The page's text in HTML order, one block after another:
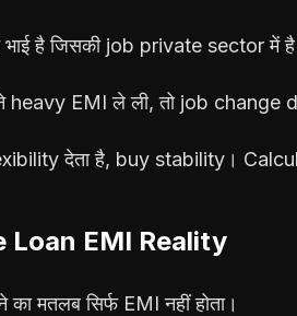
भाई है जिसकी job private sector
heavy EMI ले ली, तो job change
देता है, buy stability।
Loan EMI Reality
का मतलब सिर्फ EMI नहीं होता।